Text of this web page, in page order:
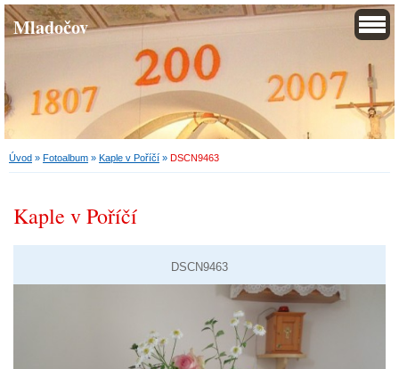
Mladočov
Úvod » Fotoalbum » Kaple v Poříčí » DSCN9463
Kaple v Poříčí
DSCN9463